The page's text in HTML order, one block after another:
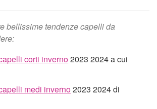
bellissime tendenze capelli da
corti inverno2023 2024 a cui
medi inverno2023 2024 di